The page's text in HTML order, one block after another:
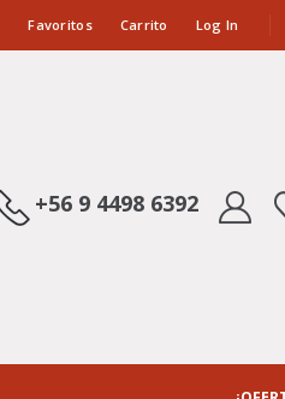
Favoritos Carrito Log In
+56 9 4498 6392